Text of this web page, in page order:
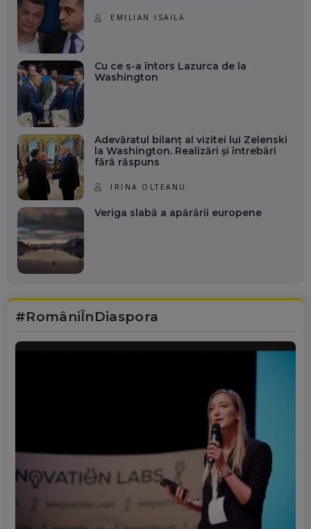
EMILIAN ISAILĂ
Cu ce s-a întors Lazurca de la
Washington
Adevăratul bilanț al vizitei lui Zelenski
la Washington. Realizări și întrebări
fără răspuns
IRINA OLTEANU
Veriga slabă a apărării europene
#RomâniÎnDiaspora